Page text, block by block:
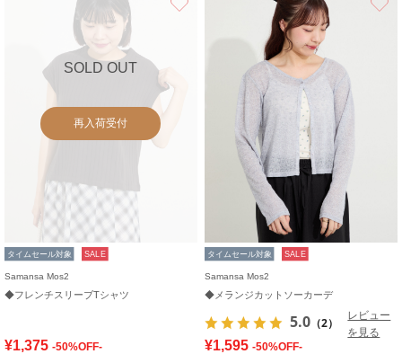
SOLD OUT
再入荷受付
タイムセール対象 SALE
Samansa Mos2
◆フレンチスリーブTシャツ
¥1,375 -50%OFF-
タイムセール対象 SALE
Samansa Mos2
◆メランジカットソーカーデ
5.0 （2）
レビュー
を見る
¥1,595 -50%OFF-